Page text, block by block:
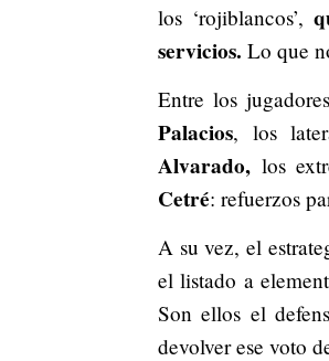
los ‘rojiblancos’,
servicios. Lo que
Entre los
Palacios, los
Alvarado, los
Cetré: refuerzos
A su vez, el
el listado a
Son ellos el
devolver ese voto